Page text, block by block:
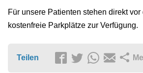
Für unsere Patienten stehen direkt
kostenfreie Parkplätze zur Verfügung.
Teilen